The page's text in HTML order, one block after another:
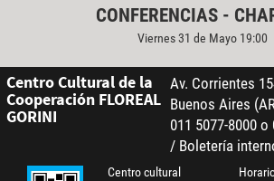
CONFERENCIAS -
Viernes 31 de Mayo 19:00
Centro Cultural de la
Cooperación FLOREAL
GORINI
Av. Corrientes
Buenos Aires
011 5077-8000 o
/ Boletería
Centro cultural